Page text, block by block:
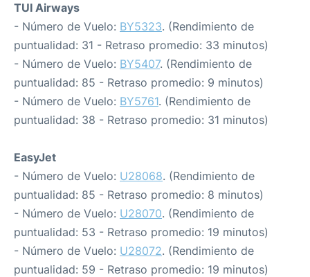
TUI Airways
- Número de Vuelo: BY5323. (Rendimiento de
puntualidad: 31 - Retraso promedio: 33 minutos)
- Número de Vuelo: BY5407. (Rendimiento de
puntualidad: 85 - Retraso promedio: 9 minutos)
- Número de Vuelo: BY5761. (Rendimiento de
puntualidad: 38 - Retraso promedio: 31 minutos)
EasyJet
- Número de Vuelo: U28068. (Rendimiento de
puntualidad: 85 - Retraso promedio: 8 minutos)
- Número de Vuelo: U28070. (Rendimiento de
puntualidad: 53 - Retraso promedio: 19 minutos)
- Número de Vuelo: U28072. (Rendimiento de
puntualidad: 59 - Retraso promedio: 19 minutos)